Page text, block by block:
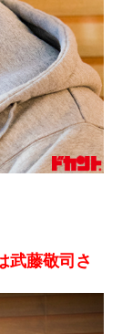
武藤敬司さ